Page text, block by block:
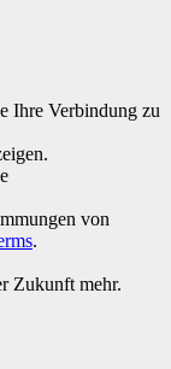
Ihre Verbindung zu
von
.
Zukunft mehr.